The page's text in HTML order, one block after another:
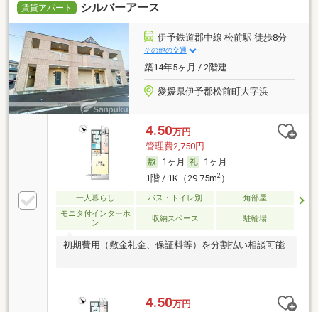
賃貸アパート シルバーアース
伊予鉄道郡中線 松前駅 徒歩8分
その他の交通
築14年5ヶ月 / 2階建
愛媛県伊予郡松前町大字浜
4.50万円
管理費2,750円
1ヶ月
1ヶ月
1階 / 1K（29.75m2）
一人暮らし バス・トイレ別
角部屋
モニタ付インターホ
ン
収納スペース 駐輪場
初期費用（敷金礼金、保証料等）を分割払い相談可能
4.50万円